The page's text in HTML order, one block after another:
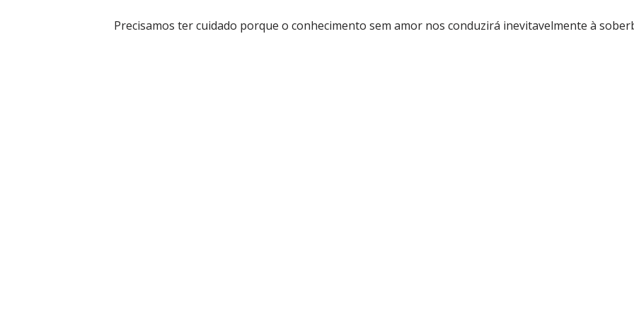
Precisamos ter cuidado porque o conhecimento sem amor nos conduzirá inevitavelmente à